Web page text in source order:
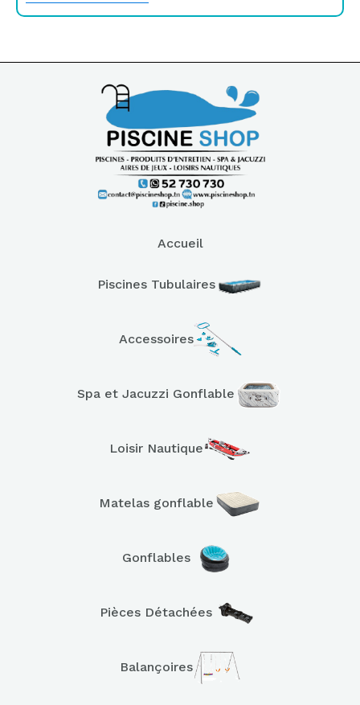
Accueil
Piscines Tubulaires
Accessoires
Spa et Jacuzzi Gonflable
Loisir Nautique
Matelas gonflable
Gonflables
Pièces Détachées
Balançoires